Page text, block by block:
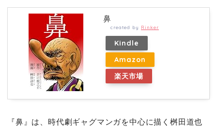
鼻
created by Rinker
Kindle
Amazon
楽天市場
『鼻』は、時代劇ギャグマンガを中心に描く桝田道也